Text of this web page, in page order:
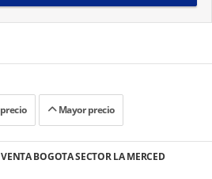
Mayor precio
BOGOTA SECTOR LA MERCED